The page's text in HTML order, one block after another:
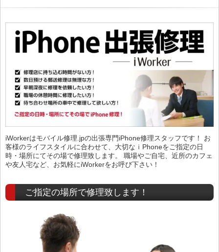
iWorkerはモバイル修理.jpの出張専門iPhone修理スタッフです！ お
客様のライフスタイルに合わせて、大切なｉPhoneをご指定の日
時・場所にてその場で修理致します。 職場やご自宅、近所のカフェ
や友人宅など、お気軽にiWorkerをお呼び下さい！
ご指定の場所で修理致します！